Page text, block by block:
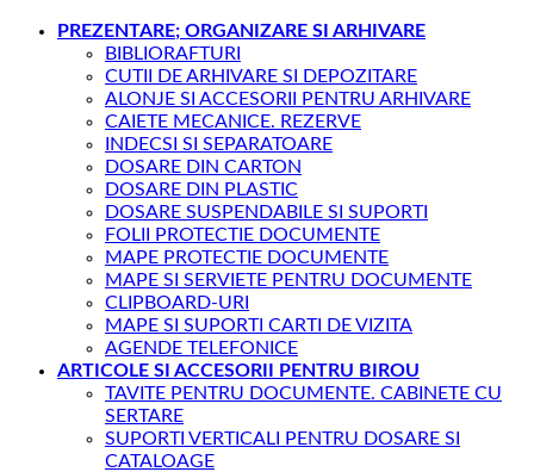
PREZENTARE; ORGANIZARE SI ARHIVARE
BIBLIORAFTURI
CUTII DE ARHIVARE SI DEPOZITARE
ALONJE SI ACCESORII PENTRU ARHIVARE
CAIETE MECANICE. REZERVE
INDECSI SI SEPARATOARE
DOSARE DIN CARTON
DOSARE DIN PLASTIC
DOSARE SUSPENDABILE SI SUPORTI
FOLII PROTECTIE DOCUMENTE
MAPE PROTECTIE DOCUMENTE
MAPE SI SERVIETE PENTRU DOCUMENTE
CLIPBOARD-URI
MAPE SI SUPORTI CARTI DE VIZITA
AGENDE TELEFONICE
ARTICOLE SI ACCESORII PENTRU BIROU
TAVITE PENTRU DOCUMENTE. CABINETE CU
SERTARE
SUPORTI VERTICALI PENTRU DOSARE SI
CATALOAGE